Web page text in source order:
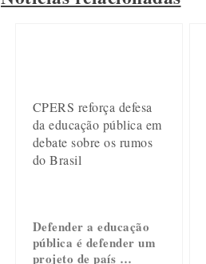
CPERS reforça defesa
da educação pública em
debate sobre os rumos
do Brasil
Defender a educação
pública é defender um
projeto de país …